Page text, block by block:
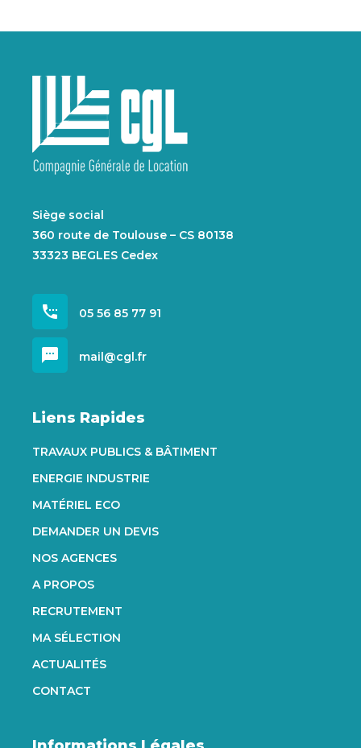
Siège social
360 route de Toulouse – CS 80138
33323 BEGLES Cedex
settings_phone 05 56 85 77 91
sms mail@cgl.fr
Liens Rapides
TRAVAUX PUBLICS & BÂTIMENT
ENERGIE INDUSTRIE
MATÉRIEL ECO
DEMANDER UN DEVIS
NOS AGENCES
A PROPOS
RECRUTEMENT
MA SÉLECTION
ACTUALITÉS
CONTACT